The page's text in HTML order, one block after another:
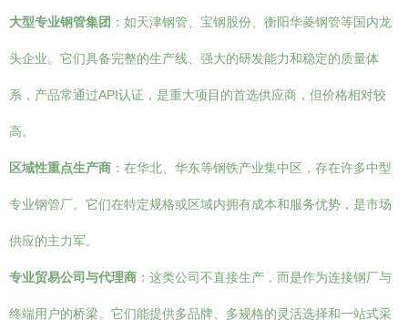
大型专业钢管集团 ：如天津钢管、宝钢股份、衡阳华菱钢管等国内龙
头企业。它们具备完整的生产线、强大的研发能力和稳定的质量体
系，产品常通过API认证，是重大项目的首选供应商，但价格相对较
高。
区域性重点生产商 ：在华北、华东等钢铁产业集中区，存在许多中型
专业钢管厂。它们在特定规格或区域内拥有成本和服务优势，是市场
供应的主力军。
专业贸易公司与代理商 ：这类公司不直接生产，而是作为连接钢厂与
终端用户的桥梁。它们能提供多品牌、多规格的灵活选择和一站式采